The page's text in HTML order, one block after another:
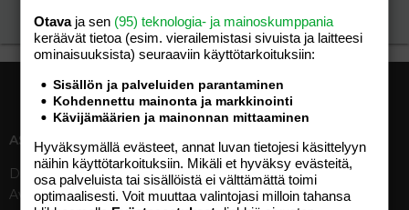
Ilmoita asiaton viesti
ASIAKASPALVELU
Digipalvelut (09) 156 6227
Avoinna ma–pe 8–19
MEDIATIEDOT
Tekniset tiedot, aikataulut ja
ilmoitushinnat
Otavaja sen (95) teknologia- ja mainoskumppania
keräävät tietoa (esim. vierailemis­tasi sivuista ja laitteesi
ominaisuuk­sista) seuraaviin käyttötarkoituksiin:
Sisällön ja palveluiden parantaminen
Kohdennettu mainonta ja markkinointi
Kävijämäärien ja mainonnan mittaaminen
Hyväksymällä evästeet, annat luvan tietojesi käsittelyyn
näihin käyttötarkoituksiin. Mikäli et hyväksy evästeitä,
osa palveluista tai sisällöistä ei välttämättä toimi
optimaalisesti. Voit muuttaa valintojasi milloin tahansa